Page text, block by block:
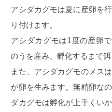
アシダカグモは夏に産卵を
り付けます。
アシダカグモは1度の産卵
のうを産み、孵化するまで餌
また、アシダカグモのメス
が卵を生みます。無精卵な
ダカグモは孵化が上手くい